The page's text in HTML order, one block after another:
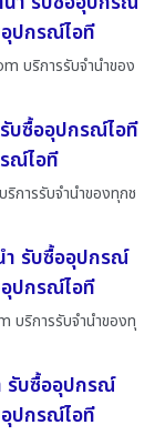
ปกรณ์ไอที
บริการรับจำนำของ
บซื้ออุปกรณ์ไอที
ณ์ไอที
การรับจำนำของทุกช
ำ รับซื้ออุปกรณ์
ปกรณ์ไอที
บริการรับจำนำของทุ
รับซื้ออุปกรณ์
ปกรณ์ไอที